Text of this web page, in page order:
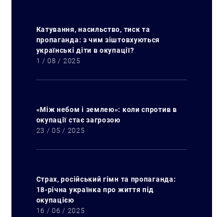
Катування, насильство, тиск та
пропаганда: з чим зіштовхуються
українські діти в окупації?
1 / 08 / 2025
«Між небом і землею»: коли спротив в
окупації стає загрозою
23 / 05 / 2025
Страх, російський гімн та пропаганда:
18-річна українка про життя під
окупацією
16 / 06 / 2025